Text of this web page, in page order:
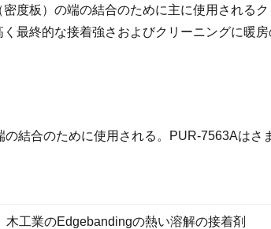
度板）の端の結合のために主に使用される
最終的な接着強さおよびクリーニングに暖
結合のために使用される。 PUR-7563Aはさ
木工業のEdgebandingの熱い溶解の接着剤